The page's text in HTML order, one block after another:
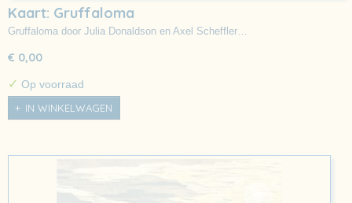
Kaart: Gruffaloma
Gruffaloma door Julia Donaldson en Axel Scheffler…
€ 0,00
✓ Op voorraad
IN WINKELWAGEN